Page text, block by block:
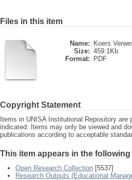
Files in this item
Name:
Koers
Size: 459.1Kb
Format:
PDF
Copyright Statement
Items in UNISA Institutional Repository
indicated. Items may only be viewed and
publications according to acceptable
This item appears in the
Open Research Collection [5537]
Research Outputs (Educational